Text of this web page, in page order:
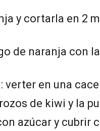
y cortarla en 2
de naranja con
verter en una
de kiwi y la
azúcar y cubrir